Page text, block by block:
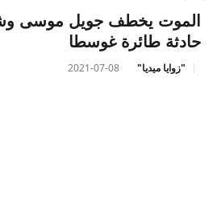
الموت يخطف جويل موسى
حادثة طائرة غوسطا
"زوايا ميديا" 2021-07-08